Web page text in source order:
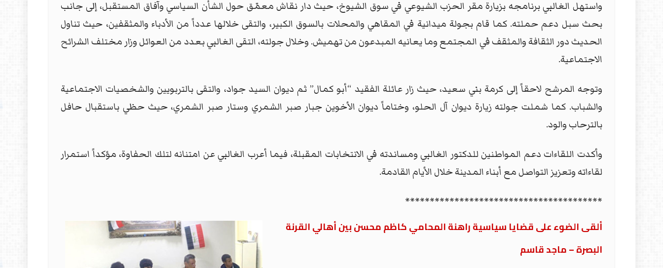
واستهل الغالبي برنامجه بزيارة مقر الحزب الشيوعي في سوق الشيوخ، حيث دار نقاش معمّق حول الشأن السياسي وآفاق المستقبل، إلى جانب
بحث سبل دعم حملته. كما قام بجولة ميدانية في المقاهي والمحلات بالسوق الكبير، والتقى خلالها عدداً من الأدباء والمثقفين، حيث تناول
الحديث دور الثقافة والمثقف في المجتمع وما يعانيه المبدعون من تهميش. وخلال جولته، التقى الغالبي بعدد من العوائل وزار مختلف الشرائح
الاجتماعية.
وتوجه المرشح لاحقاً إلى كرمة بني سعيد، حيث زار عائلة الفقيد “أبو كمال” ثم ديوان السيد جواد، والتقى بالتربويين والشخصيات الاجتماعية
والشباب. كما شملت جولته زيارة ديوان آل الحلو، وختاماً ديوان الأخوين جبار صبر الشمري وستار صبر الشمري، حيث حظي باستقبال حافل
بالترحاب والود.
وأكدت اللقاءات دعم المواطنين للدكتور الغالبي ومساندته في الانتخابات المقبلة، فيما أعرب الغالبي عن امتنانه لتلك الحفاوة، مؤكداً استمرار
لقاءاته وتعزيز التواصل مع أبناء المدينة خلال الأيام القادمة.
****************************************
ألقى الضوء على قضايا سياسية راهنة المحامي كاظم محسن بين أهالي القرنة
البصرة – ماجد قاسم